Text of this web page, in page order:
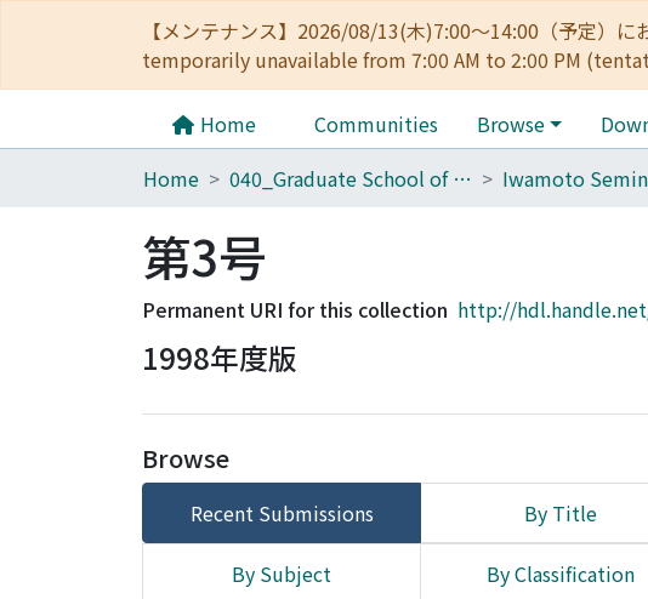
【メンテナンス】2026/08/13(木)7:00～14:00（予定）
temporarily unavailable from 7:00 AM to 2:00 PM
Home Communities Browse
Home
040_Graduate School of Economics Iwamoto
第3号
Permanent URI for this collection http://
1998年度版
Browse
Recent Submissions By Title
By Subject By Classification